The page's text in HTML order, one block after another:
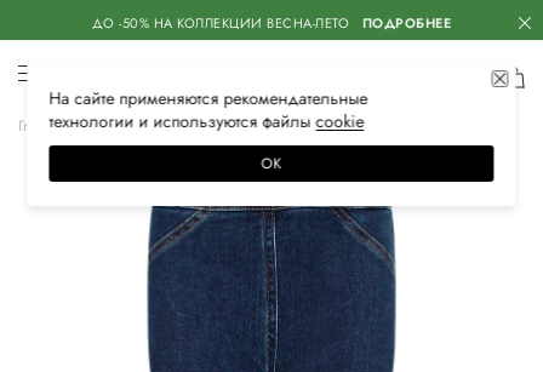
ДО -50% НА КОЛЛЕКЦИИ ВЕСНА-ЛЕТО ПОДРОБНЕЕ
Главная Детское Одежда для девочек Джинсы
На сайте применяются рекомендательные
технологии и используются файлысооkiе
ОК